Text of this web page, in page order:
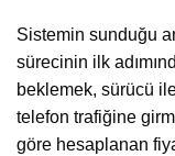
Sistemin sunduğu
sürecinin ilk
beklemek, sürücü
telefon trafiğine
göre hesaplanan